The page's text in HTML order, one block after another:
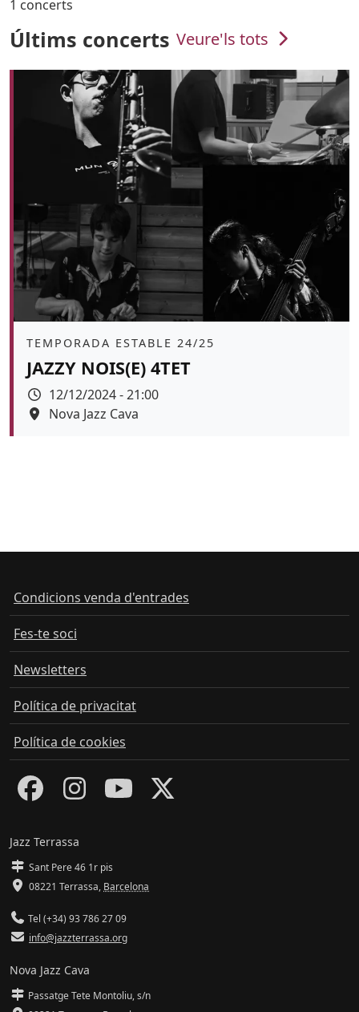
1 concerts
Últims concerts Veure'ls tots
Àmbit
TEMPORADA ESTABLE 24/25
JAZZY NOIS(E) 4TET
Data
12/12/2024 - 21:00
Espai
Nova Jazz Cava
Condicions venda d'entrades
Fes-te soci
Newsletters
Política de privacitat
Política de cookies
Jazz Terrassa
Sant Pere 46 1r pis
08221 Terrassa, Barcelona
Tel (+34) 93 786 27 09
info@jazzterrassa.org
Nova Jazz Cava
Passatge Tete Montoliu, s/n